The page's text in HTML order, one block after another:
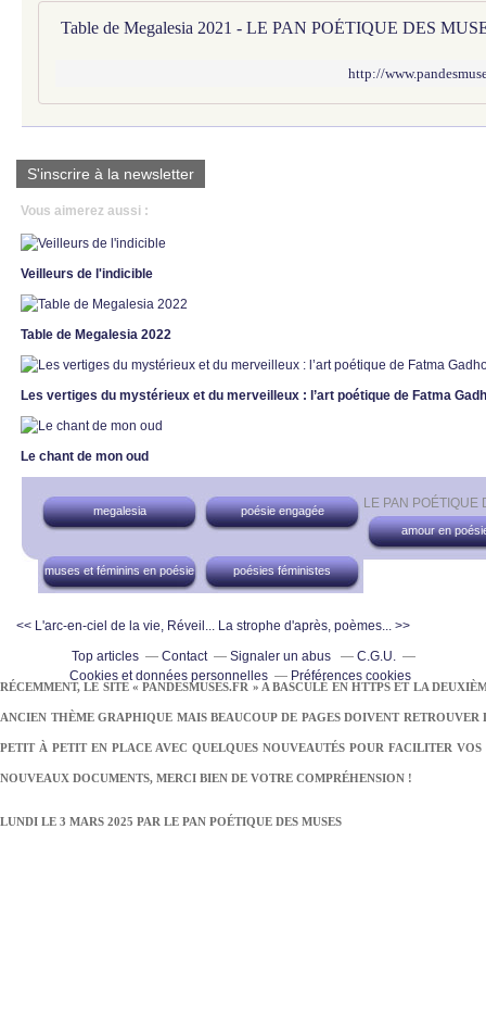
Table de Megalesia 2021 - LE PAN POÉTIQUE DES
http://
S'inscrire à la newsletter
Vous aimerez aussi :
Veilleurs de l'indicible
Table de Megalesia 2022
Les vertiges du mystérieux et du merveilleux : l’art poétique de Fatma
Le chant de mon oud
LE PAN
megalesia
poésie engagée
amour en
muses et féminins en poésie poésies féministes
<< L'arc-en-ciel de la vie, Réveil... La strophe d'après, poèmes... >>
RÉCEMMENT, LE SITE « PANDESMUSES.FR » A BASCULÉ EN HTTPS ET LA
ANCIEN THÈME GRAPHIQUE MAIS BEAUCOUP DE PAGES DOIVENT
PETIT À PETIT EN PLACE AVEC QUELQUES NOUVEAUTÉS POUR FACILITER
NOUVEAUX DOCUMENTS, MERCI BIEN DE VOTRE COMPRÉHENSION !
LUNDI LE 3 MARS 2025 PAR LE PAN POÉTIQUE DES MUSES
Top articles Contact Signaler un abus
C.G.U.
Cookies et données personnelles
Préférences cookies